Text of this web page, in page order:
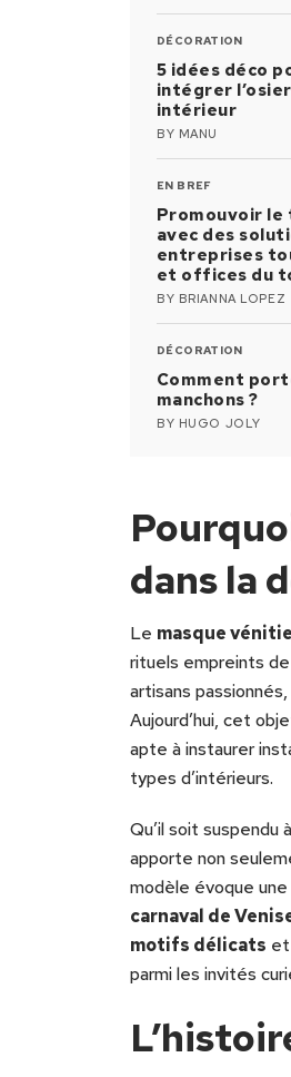
DÉCORATION
5 idées déco
intégrer
intérieur
BY MANU
EN BREF
Promouvoir le
avec des
entreprises
et offices du
BY BRIANNA LOPEZ
DÉCORATION
Comment
manchons ?
BY HUGO JOLY
dans la
Le masque
rituels empreints de
artisans
Aujourd’hui, cet
apte à instaurer
types d’intérieurs.
Qu’il soit suspendu
apporte non
modèle évoque une
carnaval de
motifs délicats et
parmi les invités